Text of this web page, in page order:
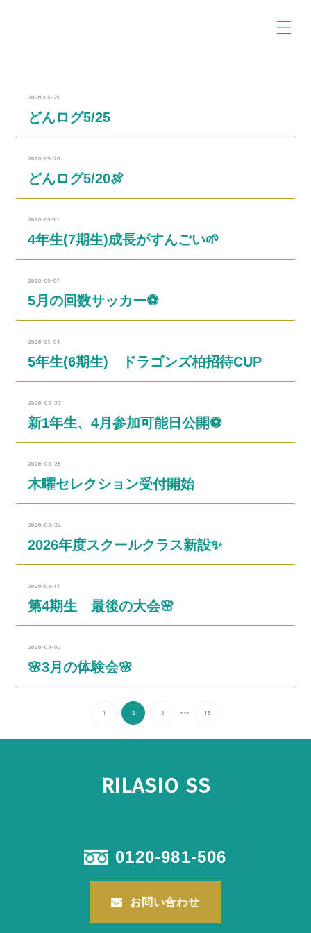
どんログ5/25
2026-05-25
どんログ5/20🍖
2026-05-20
4年生(7期生)成長がすんごい🌱
2026-05-11
5月の回数サッカー⚽
2026-05-07
5年生(6期生) ドラゴンズ柏招待CUP
2026-05-01
新1年生、4月参加可能日公開⚽
2026-03-31
木曜セレクション受付開始
2026-03-26
2026年度スクールクラス新設✨
2026-03-25
第4期生 最後の大会🌸
2026-03-11
🌸3月の体験会🌸
2026-03-03
1 2 3 ... 18
RILASIO SS
0120-981-506
お問い合わせ